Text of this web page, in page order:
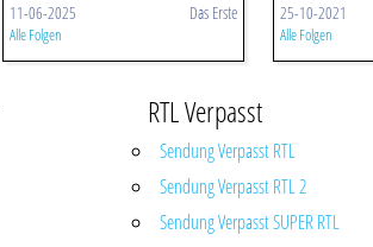
11-06-2025 Das Erste
Alle Folgen
25-10-2021
Alle Folgen
RTL Verpasst
Sendung Verpasst RTL
Sendung Verpasst RTL 2
Sendung Verpasst SUPER RTL